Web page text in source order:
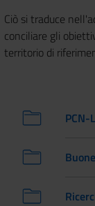
Ciò si traduce
conciliare gli
territorio di
PCN-